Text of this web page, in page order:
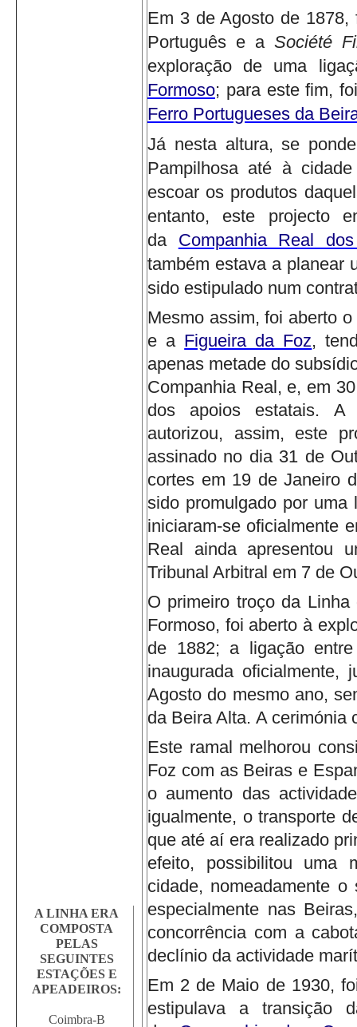
A LINHA ERA
COMPOSTA
PELAS
SEGUINTES
ESTAÇÕES E
APEADEIROS:
Coimbra-B
Em 3 de Agosto de
Português e a Société
exploração de uma
Formoso; para este fim,
Ferro Portugueses da
Já nesta altura, se
Pampilhosa até à
escoar os produtos
entanto, este projecto
da
Companhia Real
também estava a planear
sido estipulado num
Mesmo assim, foi aberto
e a Figueira da Foz,
apenas metade do
Companhia Real, e, em
dos apoios estatais.
A
autorizou, assim, este
assinado no dia 31 de
cortes em 19 de Janeiro
sido promulgado por
iniciaram-se oficialmente
Real ainda apresentou
Tribunal Arbitral em 7 de
O primeiro troço da
Formoso, foi aberto à
de 1882; a ligação
inaugurada
Agosto do mesmo ano,
da Beira Alta. A cerimónia
Este ramal melhorou
Foz com as Beiras e
o aumento das
igualmente, o transporte
que até aí era realizado
efeito, possibilitou uma
cidade, nomeadamente
especialmente nas
concorrência com a
declínio da actividade
Em 2 de Maio de 1930,
estipulava a transição